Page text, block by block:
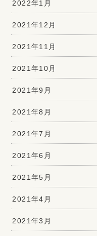
2022年1月
2021年12月
2021年11月
2021年10月
2021年9月
2021年8月
2021年7月
2021年6月
2021年5月
2021年4月
2021年3月